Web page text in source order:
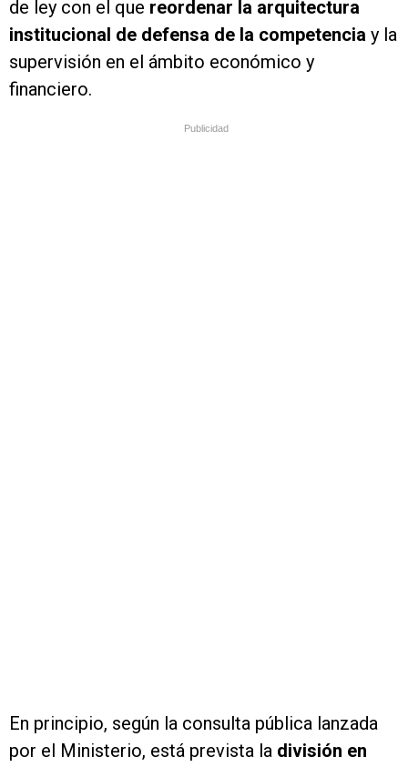
de ley con el que reordenar la arquitectura
institucional de defensa de la competencia y la
supervisión en el ámbito económico y
financiero.
Publicidad
En principio, según la consulta pública lanzada
por el Ministerio, está prevista la división en